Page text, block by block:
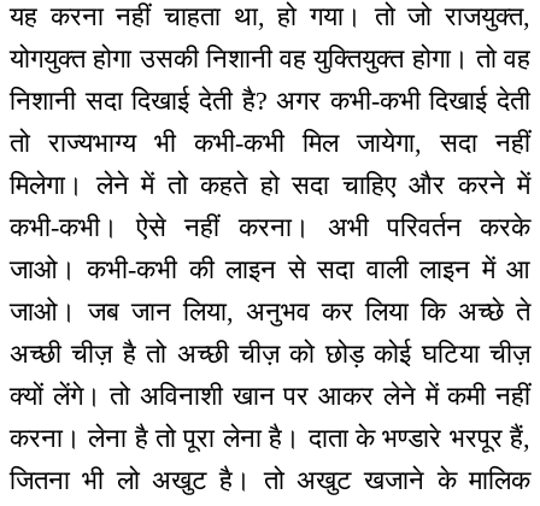
यह करना नहीं चाहता था, हो गया। तो जो राजयुक्त,
योगयुक्त होगा उसकी निशानी वह युक्तियुक्त होगा। तो वह
निशानी सदा दिखाई देती है? अगर कभी-कभी दिखाई देती
तो राज्यभाग्य भी कभी-कभी मिल जायेगा, सदा नहीं
मिलेगा। लेने में तो कहते हो सदा चाहिए और करने में
कभी-कभी। ऐसे नहीं करना। अभी परिवर्तन करके
जाओ। कभी-कभी की लाइन से सदा वाली लाइन में आ
जाओ। जब जान लिया, अनुभव कर लिया कि अच्छे ते
अच्छी चीज़ है तो अच्छी चीज़ को छोड़ कोई घटिया चीज़
क्यों लेंगे। तो अविनाशी खान पर आकर लेने में कमी नहीं
करना। लेना है तो पूरा लेना है। दाता के भण्डारे भरपूर हैं,
जितना भी लो अखुट है। तो अखुट खजाने के मालिक